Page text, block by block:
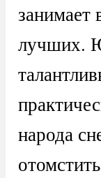
занимает
лучших.
народа